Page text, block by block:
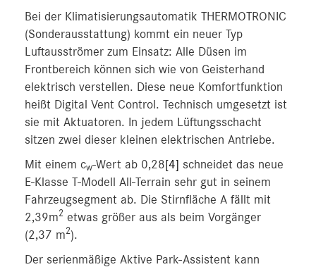
Bei der Klimatisierungsautomatik THERMOTRONIC
(Sonderausstattung) kommt ein neuer Typ
Luftausströmer zum Einsatz: Alle Düsen im
Frontbereich können sich wie von Geisterhand
elektrisch verstellen. Diese neue Komfortfunktion
heißt Digital Vent Control. Technisch umgesetzt ist
sie mit Aktuatoren. In jedem Lüftungsschacht
sitzen zwei dieser kleinen elektrischen Antriebe.
Mit einem cw-Wert ab 0,28[4] schneidet das neue
E-Klasse T-Modell All-Terrain sehr gut in seinem
Fahrzeugsegment ab. Die Stirnfläche A fällt mit
2,39m2 etwas größer aus als beim Vorgänger
(2,37 m2).
Der serienmäßige Aktive Park-Assistent kann